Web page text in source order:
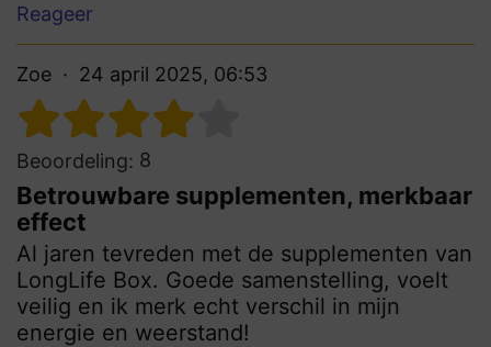
Reageer
Zoe 24 april 2025, 06:53
Beoordeling: 8
Betrouwbare supplementen, merkbaar
effect
Al jaren tevreden met de supplementen van
LongLife Box. Goede samenstelling, voelt
veilig en ik merk echt verschil in mijn
energie en weerstand!